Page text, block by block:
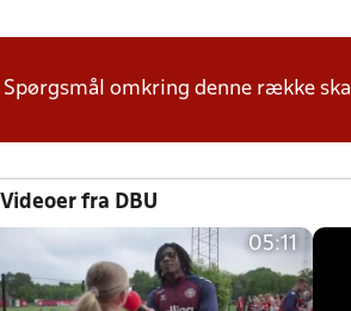
Spørgsmål omkring denne række
Videoer fra DBU
05:11